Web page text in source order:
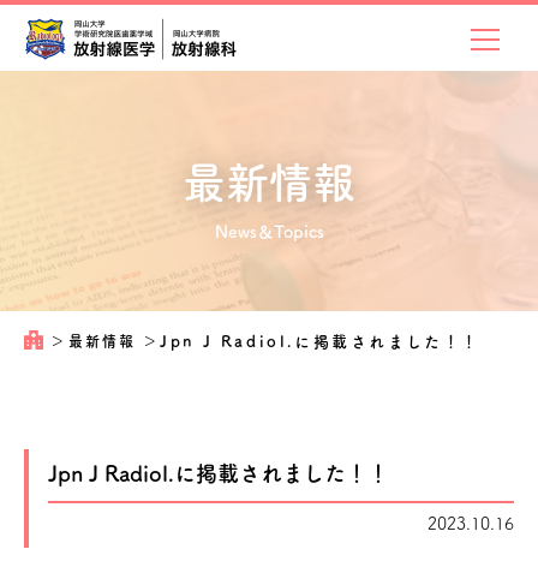
最新情報
News＆Topics
＞ 最新情報 ＞Jpn J Radiol.に掲載されました！！
Jpn J Radiol.に掲載されました！！
2023.10.16